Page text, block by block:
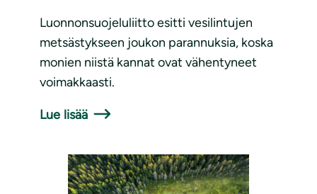
Luonnonsuojeluliitto esitti vesilintujen
metsästykseen joukon parannuksia, koska
monien niistä kannat ovat vähentyneet
voimakkaasti.
Lue lisää